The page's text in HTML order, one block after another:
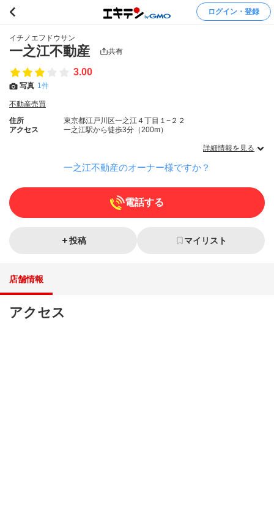
ログイン・登録
イチノエフドウサン
一之江不動産 共有
3.00
写真 1件
不動産売買
住所
東京都江戸川区一之江４丁目１−２２
アクセス
一之江駅から徒歩3分（200m）
詳細情報を見る
一之江不動産のオーナー様ですか？
電話する
投稿 マイリスト
店舗情報
アクセス